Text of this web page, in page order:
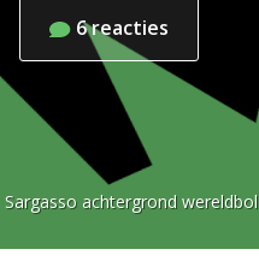
6reacties
Sargasso achtergrond wereldbol